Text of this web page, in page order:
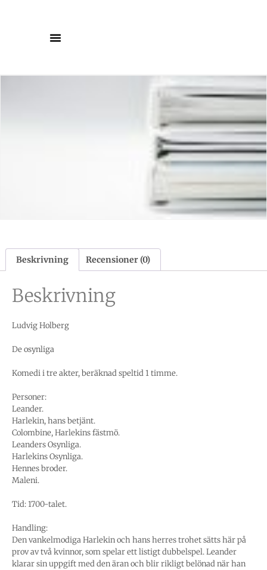
Beskrivning Recensioner (0)
Beskrivning
Ludvig Holberg
De osynliga
Komedi i tre akter, beräknad speltid 1 timme.
Personer:
Leander.
Harlekin, hans betjänt.
Colombine, Harlekins fästmö.
Leanders Osynliga.
Harlekins Osynliga.
Hennes broder.
Maleni.
Tid: 1700-talet.
Handling:
Den vankelmodiga Harlekin och hans herres trohet sätts här på
prov av två kvinnor, som spelar ett listigt dubbelspel. Leander
klarar sin uppgift med den äran och blir rikligt belönad när han